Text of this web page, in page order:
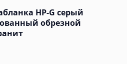
HP-G серый
обрезной